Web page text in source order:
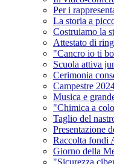
Per i
La storia a
Costruiamo la
Attestato di
"Cancro io ti
Scuola attiva
Cerimonia
Campestre
Musica e
"Chimica a
Taglio del
Presentazione
Raccolta fondi
Giorno della